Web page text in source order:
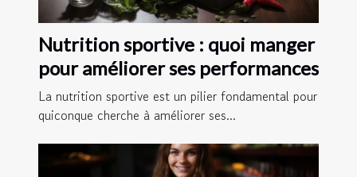
Nutrition sportive : quoi manger
pour améliorer ses performances
La nutrition sportive est un pilier fondamental pour
quiconque cherche à améliorer ses...